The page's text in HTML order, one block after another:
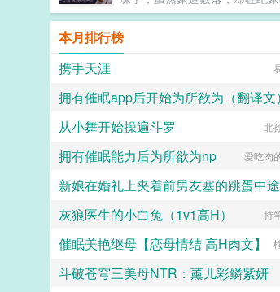
烈共鸣！！！...
唤雨。然而景沅却是个活脱脱
子，一碰就碎，除了美貌一无是
纪晏对景沅的偏爱招来许多人的
妒。纪晏...
本月排行榜
携手天涯
拥有催眠app后开始为所欲为（翻译文）
白门楼汉
从小舞开始操遍斗罗 北
拥有催眠能力后为所欲为np 爱吃肉
灰狼医生的小白兔（1v1高H） 持
催眠美艳继母【恋母情结 高H肉文】
斗破苍穹三美母NTR：薰儿彩鳞紫妍